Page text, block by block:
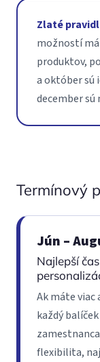
Zlaté
možností
produktov,
a október sú
december sú
Termínový
Jún –
Najlepší
Ak máte viac
každý
flexibilita,